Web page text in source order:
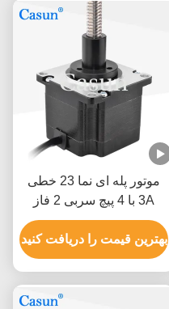
موتور پله ای نما 23 خطی
3A با 4 پیچ سربی 2 فاز
بهترین قیمت را دریافت کنید